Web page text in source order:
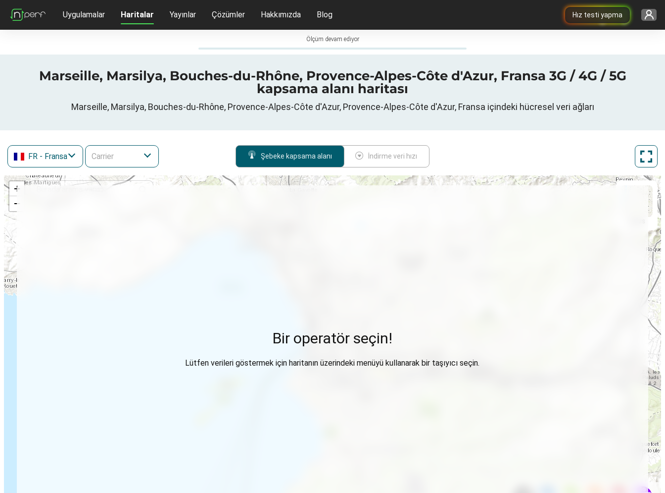
Hız testi yapma
Uygulamalar Haritalar Yayınlar Çözümler Hakkımızda Blog
Ölçüm devam ediyor
Marseille, Marsilya, Bouches-du-Rhône, Provence-Alpes-Côte d'Azur, Fransa 3G / 4G / 5G
kapsama alanı haritası
Marseille, Marsilya, Bouches-du-Rhône, Provence-Alpes-Côte d'Azur, Provence-Alpes-Côte d'Azur, Fransa içindeki hücresel veri ağları
FR - Fransa Şebeke kapsama alanı İndirme veri hızı
+
−
Bir operatör seçin!
Lütfen verileri göstermek için haritanın üzerindeki menüyü kullanarak bir taşıyıcı seçin.